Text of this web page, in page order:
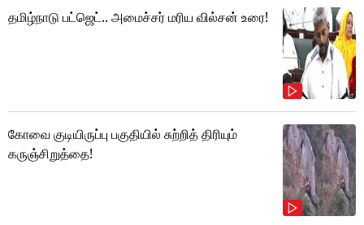
தமிழ்நாடு பட்ஜெட்.. அமைச்சர் மரிய வில்சன் உரை!
கோவை குடியிருப்பு பகுதியில் சுற்றித் திரியும்
கருஞ்சிறுத்தை!